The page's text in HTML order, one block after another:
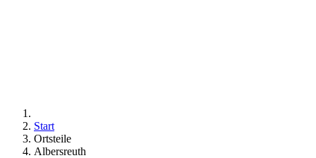
Start
Ortsteile
Albersreuth